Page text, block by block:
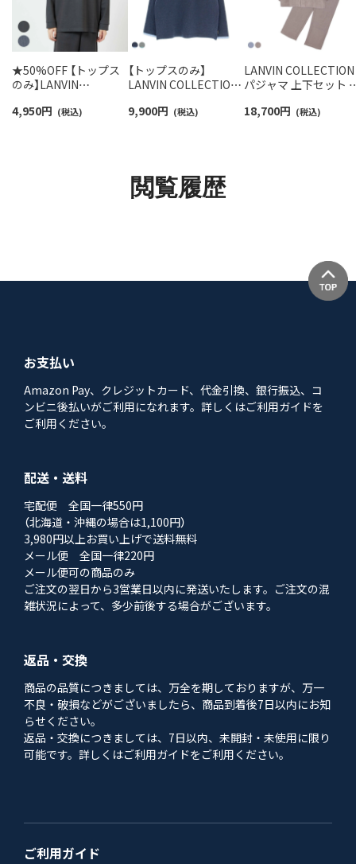
★50%OFF 【トップス
のみ】LANVIN
イズ】 針抜きダブルフ
4,950円 (税込)
【トップスのみ】
LANVIN COLLECTION
結天竺 バイカラー 無地
9,900円 (税込)
LANVIN COLLECTION
パジャマ 上下セット
ブレー【M Lサイズ】 綿
18,700円 (税込)
閲覧履歴
お支払い
Amazon Pay、クレジットカード、代金引換、銀行振込、コ
ンビニ後払いがご利用になれます。詳しくはご利用ガイドを
ご利用ください。
配送・送料
宅配便 全国一律550円
（北海道・沖縄の場合は1,100円）
3,980円以上お買い上げで送料無料
メール便 全国一律220円
メール便可の商品のみ
ご注文の翌日から3営業日以内に発送いたします。ご注文の混
雑状況によって、多少前後する場合がございます。
返品・交換
商品の品質につきましては、万全を期しておりますが、万一
不良・破損などがございましたら、商品到着後7日以内にお知
らせください。
返品・交換につきましては、7日以内、未開封・未使用に限り
可能です。詳しくはご利用ガイドをご利用ください。
ご利用ガイド